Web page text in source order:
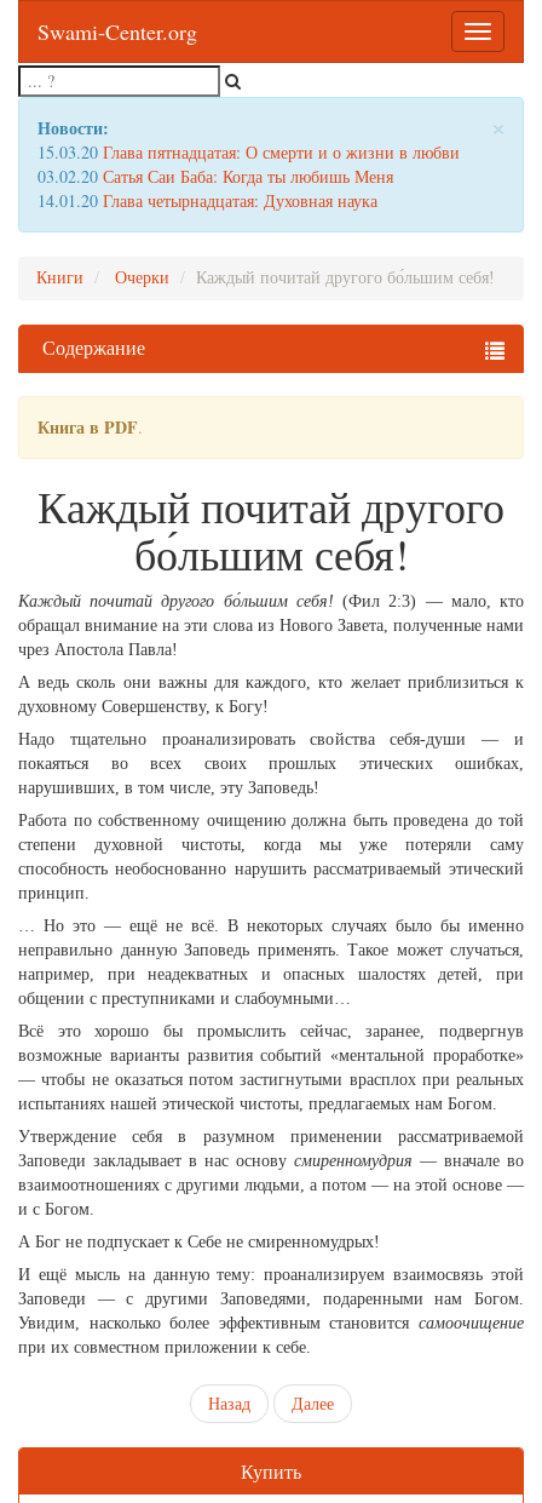
Toggle
Swami-Center.org
×
Новости:
15.03.20 Глава пятнадцатая: О смерти и о жизни в любви
03.02.20 Сатья Саи Баба: Когда ты любишь Меня
14.01.20 Глава четырнадцатая: Духовная наука
Книги Очерки Каждый почитай другого бо́льшим себя!
Содержание
Книга в PDF.
Каждый почитай другого
бо́льшим себя!
Каждый почитай другого бо́льшим себя! (Фил 2:3) — мало, кто
обращал внимание на эти слова из Нового Завета, полученные нами
чрез Апостола Павла!
А ведь сколь они важны для каждого, кто желает приблизиться к
духовному Совершенству, к Богу!
Надо тщательно проанализировать свойства себя-души — и
покаяться во всех своих прошлых этических ошибках,
нарушивших, в том числе, эту Заповедь!
Работа по собственному очищению должна быть проведена до той
степени духовной чистоты, когда мы уже потеряли саму
способность необоснованно нарушить рассматриваемый этический
принцип.
… Но это — ещё не всё. В некоторых случаях было бы именно
неправильно данную Заповедь применять. Такое может случаться,
например, при неадекватных и опасных шалостях детей, при
общении с преступниками и слабоумными…
Всё это хорошо бы промыслить сейчас, заранее, подвергнув
возможные варианты развития событий «ментальной проработке»
— чтобы не оказаться потом застигнутыми врасплох при реальных
испытаниях нашей этической чистоты, предлагаемых нам Богом.
Утверждение себя в разумном применении рассматриваемой
Заповеди закладывает в нас основу смиренномудрия — вначале во
взаимоотношениях с другими людьми, а потом — на этой основе —
и с Богом.
А Бог не подпускает к Себе не смиренномудрых!
И ещё мысль на данную тему: проанализируем взаимосвязь этой
Заповеди — с другими Заповедями, подаренными нам Богом.
Увидим, насколько более эффективным становится самоочищение
при их совместном приложении к себе.
Назад Далее
Купить